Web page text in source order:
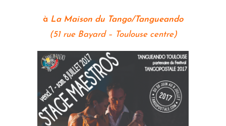
à La Maison du Tango/Tangueando
(51 rue Bayard – Toulouse centre)